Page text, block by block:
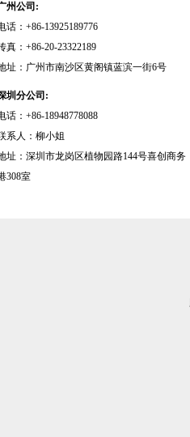
州公司:
话：+86-13925189776
真：+86-20-23322189
址：广州市南沙区黄阁镇蓝滨一街6号
圳分公司:
话：+86-18948778088
系人：柳小姐
址：深圳市龙岗区植物园路144号喜创商务
308室